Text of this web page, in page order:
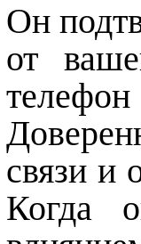
Он
от
связи и
Когда